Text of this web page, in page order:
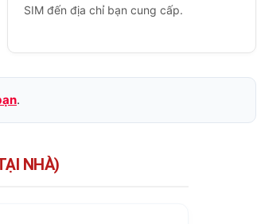
SIM đến địa chỉ bạn cung cấp.
.
NHÀ)